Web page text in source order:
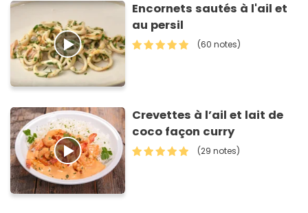
Encornets sautés à l'ail et
au persil
(60 notes)
Crevettes à l’ail et lait de
coco façon curry
(29 notes)